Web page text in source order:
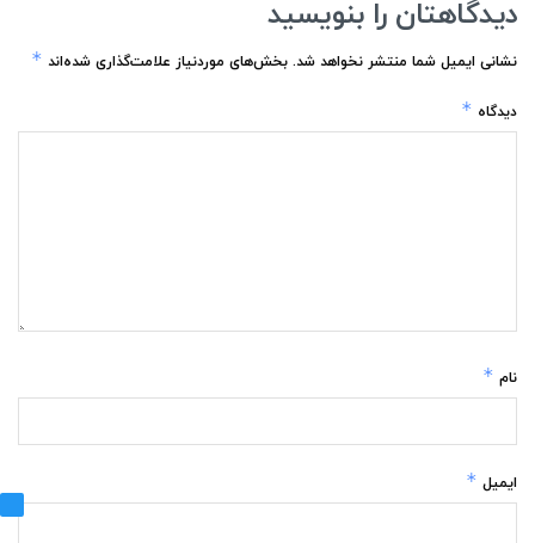
دیدگاهتان را بنویسید
نشانی ایمیل شما منتشر نخواهد شد. بخش‌های موردنیاز علامت‌گذاری شده‌اند *
دیدگاه *
نام *
ایمیل *